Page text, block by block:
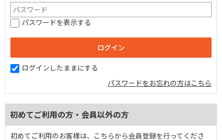
パスワードを表示する
ログインしたままにする
パスワードをお忘れの方はこちら
初めてご利用の方・会員以外の方
初めてご利用のお客様は、こちらから会員登録を行ってくださ